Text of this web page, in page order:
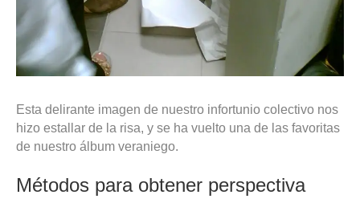
Esta delirante imagen de nuestro infortunio colectivo nos
hizo estallar de la risa, y se ha vuelto una de las favoritas
de nuestro álbum veraniego.
Métodos para obtener perspectiva